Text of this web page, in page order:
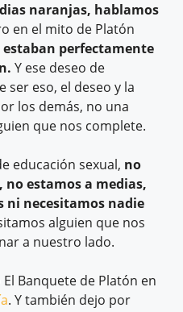
naranjas, hablamos
en el mito de Platón
estaban perfectamente
Y ese deseo de
ser eso, el deseo y la
los demás, no una
que nos complete.
educación sexual, no
estamos a medias,
ni necesitamos nadie
alguien que nos
a nuestro lado.
Banquete de Platón en
. Y también dejo por